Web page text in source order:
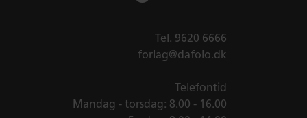
Tel. 9620 6666
forlag@dafolo.dk
Telefontid
Mandag - torsdag: 8.00 - 16.00